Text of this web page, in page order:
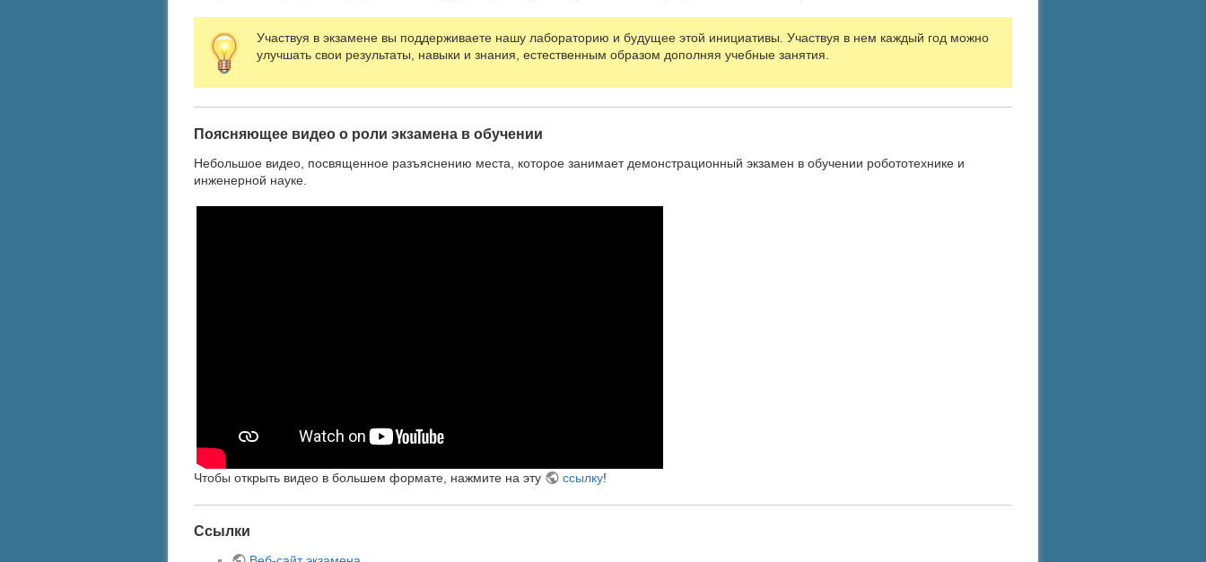
Участвуя в экзамене вы поддерживаете нашу лабораторию и будущее этой инициативы. Участвуя в нем каждый год можно
улучшать свои результаты, навыки и знания, естественным образом дополняя учебные занятия.
Поясняющее видео о роли экзамена в обучении
Небольшое видео, посвященное разъяснению места, которое занимает демонстрационный экзамен в обучении робототехнике и
инженерной науке.
Чтобы открыть видео в большем формате, нажмите на эту ссылку!
Ссылки